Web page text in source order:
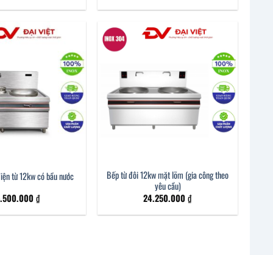
từ 12kw có bầu nước
₫
Bếp từ đôi 12kw mặt lõm (gia công theo
yêu cầu)
24.250.000₫